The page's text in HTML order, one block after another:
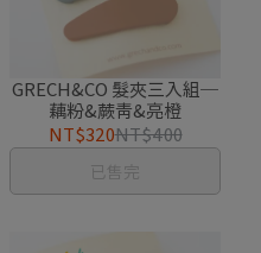
GRECH&CO 髮夾三入組─
藕粉&蕨青&亮橙
NT$320NT$400
已售完